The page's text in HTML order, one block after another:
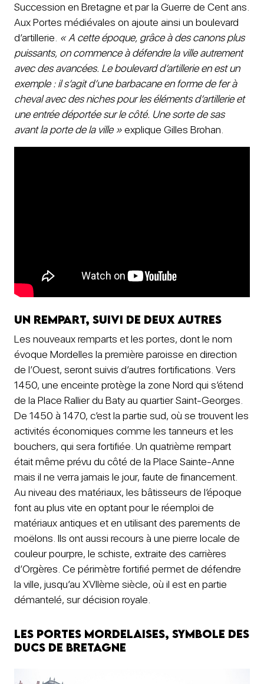
Succession en Bretagne et par la Guerre de Cent ans.
Aux Portes médiévales on ajoute ainsi un boulevard
d’artillerie. « A cette époque, grâce à des canons plus
puissants, on commence à défendre la ville autrement
avec des avancées. Le boulevard d’artillerie en est un
exemple : il s’agit d’une barbacane en forme de fer à
cheval avec des niches pour les éléments d’artillerie et
une entrée déportée sur le côté. Une sorte de sas
avant la porte de la ville »explique Gilles Brohan.
Un rempart, suivi de deux autres
Les nouveaux remparts et les portes, dont le nom
évoque Mordelles la première paroisse en direction
de l’Ouest, seront suivis d’autres fortifications. Vers
1450, une enceinte protège la zone Nord qui s’étend
de la Place Rallier du Baty au quartier Saint-Georges.
De 1450 à 1470, c’est la partie sud, où se trouvent les
activités économiques comme les tanneurs et les
bouchers, qui sera fortifiée. Un quatrième rempart
était même prévu du côté de la Place Sainte-Anne
mais il ne verra jamais le jour, faute de financement.
Au niveau des matériaux, les bâtisseurs de l’époque
font au plus vite en optant pour le réemploi de
matériaux antiques et en utilisant des parements de
moëlons. Ils ont aussi recours à une pierre locale de
couleur pourpre, le schiste, extraite des carrières
d’Orgères. Ce périmètre fortifié permet de défendre
la ville, jusqu’au XVIIème siècle, où il est en partie
démantelé, sur décision royale.
Les Portes mordelaises, symbole des
Ducs de Bretagne